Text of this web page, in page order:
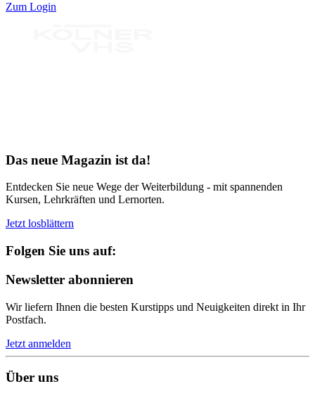
Zum Login
Das neue Magazin ist da!
Entdecken Sie neue Wege der Weiterbildung - mit spannenden
Kursen, Lehrkräften und Lernorten.
Jetzt losblättern
Folgen Sie uns auf:
Newsletter abonnieren
Wir liefern Ihnen die besten Kurstipps und Neuigkeiten direkt in Ihr
Postfach.
Jetzt anmelden
Über uns